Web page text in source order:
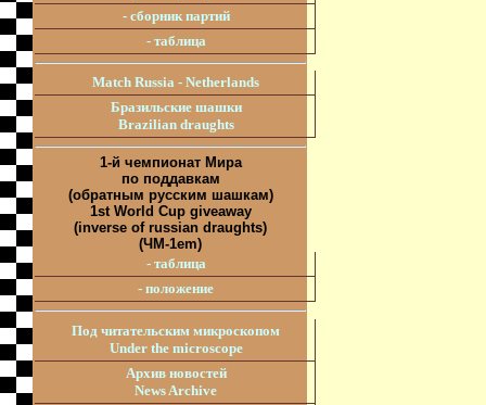
- сборник партий
- таблица
Match Russia - Netherlands
Бразильские шашки
Brazilian draughts
1-й чемпионат Мира
по поддавкам
(обратным русским шашкам)
1st World Cup giveaway
(inverse of russian draughts)
(ЧМ-1em)
- таблица
- положение
Под читательским микроскопом
Under the microscope
Архив новостей
News Archive